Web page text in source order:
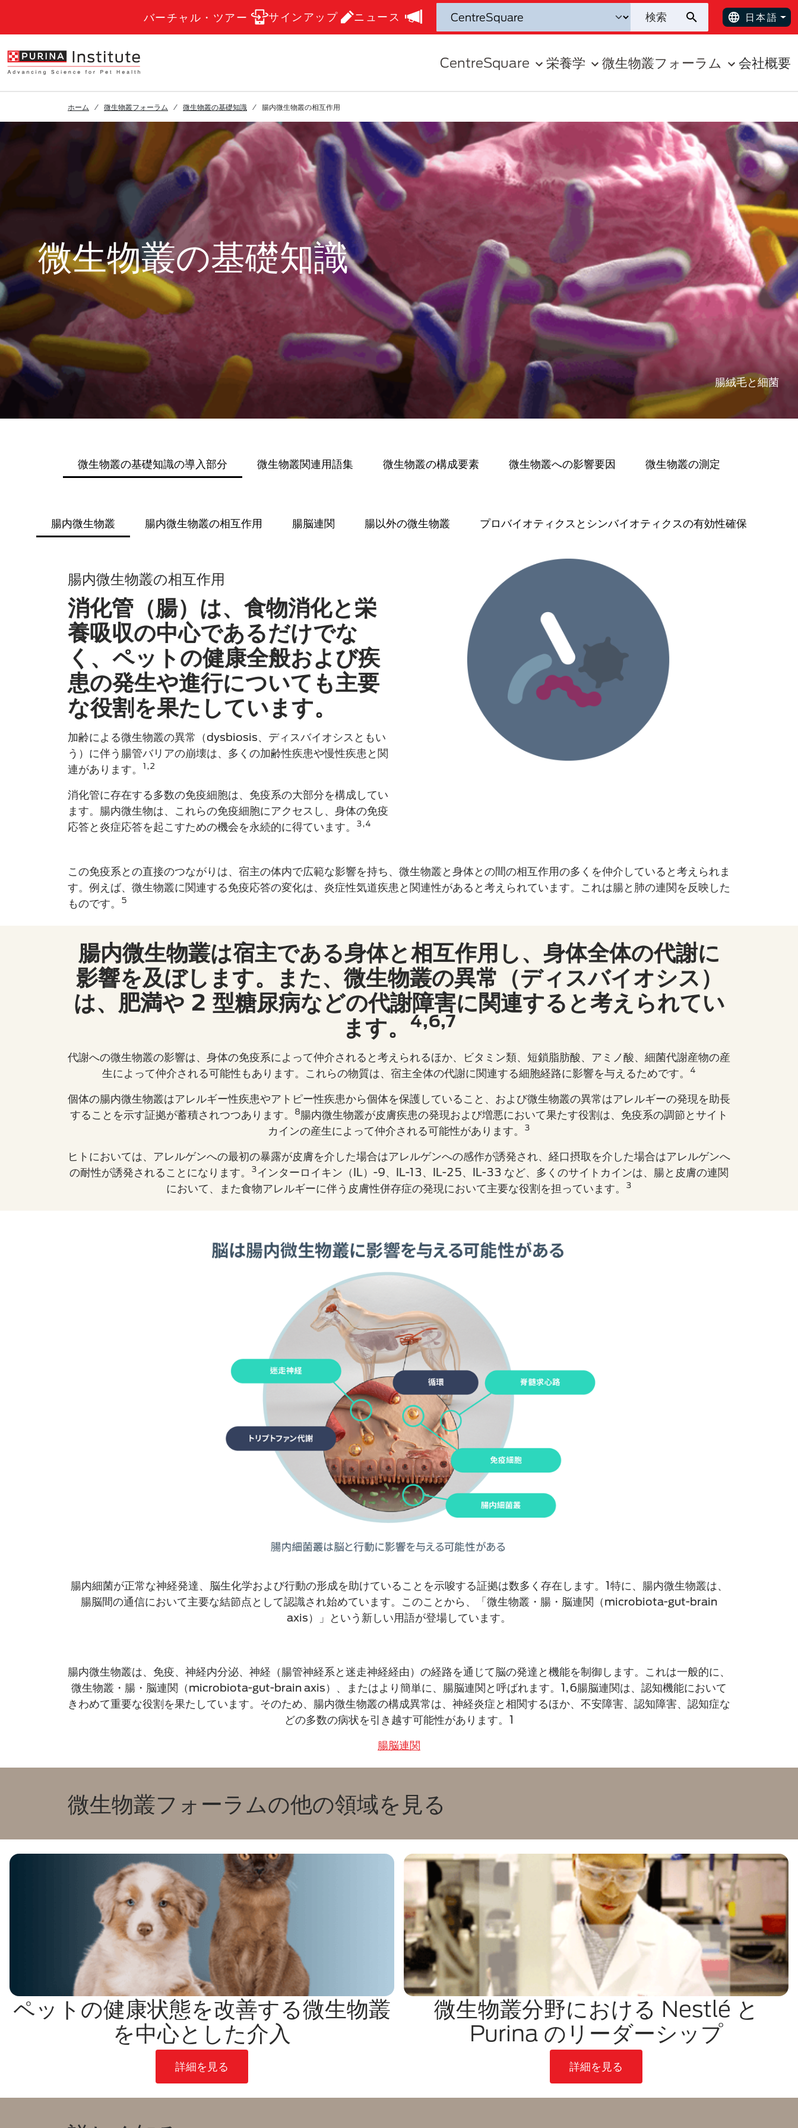
バーチャル・ツアー サインアップ ニュース 日本語
CentreSquare 栄養学 微生物叢フォーラム 会社概要
ホーム 微生物叢フォーラム 微生物叢の基礎知識 腸内微生物叢の相互作用
腸絨毛と細菌
微生物叢の基礎知識
微生物叢の基礎知識の導入部分 微生物叢関連用語集 微生物叢の構成要素 微生物叢への影響要因 微生物叢の測定
腸内微生物叢 腸内微生物叢の相互作用 腸脳連関 腸以外の微生物叢 プロバイオティクスとシンバイオティクスの有効性確保
腸内微生物叢の相互作用
消化管（腸）は、食物消化と栄
養吸収の中心であるだけでな
く、ペットの健康全般および疾
患の発生や進行についても主要
な役割を果たしています。
加齢による微生物叢の異常（dysbiosis、ディスバイオシスともい
う）に伴う腸管バリアの崩壊は、多くの加齢性疾患や慢性疾患と関
連があります。
1,2
消化管に存在する多数の免疫細胞は、免疫系の大部分を構成してい
ます。腸内微生物は、これらの免疫細胞にアクセスし、身体の免疫
応答と炎症応答を起こすための機会を永続的に得ています。
3,4
この免疫系との直接のつながりは、宿主の体内で広範な影響を持ち、微生物叢と身体との間の相互作用の多くを仲介していると考えられま
す。例えば、微生物叢に関連する免疫応答の変化は、炎症性気道疾患と関連性があると考えられています。これは腸と肺の連関を反映した
ものです。
5
腸内微生物叢は宿主である身体と相互作用し、身体全体の代謝に
影響を及ぼします。また、微生物叢の異常（ディスバイオシス）
は、肥満や 2 型糖尿病などの代謝障害に関連すると考えられてい
ます。
4,6,7
代謝への微生物叢の影響は、身体の免疫系によって仲介されると考えられるほか、ビタミン類、短鎖脂肪酸、アミノ酸、細菌代謝産物の産
生によって仲介される可能性もあります。これらの物質は、宿主全体の代謝に関連する細胞経路に影響を与えるためです。
4
個体の腸内微生物叢はアレルギー性疾患やアトピー性疾患から個体を保護していること、および微生物叢の異常はアレルギーの発現を助長
することを示す証拠が蓄積されつつあります。
8腸内微生物叢が皮膚疾患の発現および増悪において果たす役割は、免疫系の調節とサイト
カインの産生によって仲介される可能性があります。
3
ヒトにおいては、アレルゲンへの最初の暴露が皮膚を介した場合はアレルゲンへの感作が誘発され、経口摂取を介した場合はアレルゲンへ
の耐性が誘発されることになります。
3インターロイキン（IL）-9、IL-13、IL-25、IL-33 など、多くのサイトカインは、腸と皮膚の連関
において、また食物アレルギーに伴う皮膚性併存症の発現において主要な役割を担っています。
3
腸内細菌が正常な神経発達、脳生化学および行動の形成を助けていることを示唆する証拠は数多く存在します。1特に、腸内微生物叢は、
腸脳間の通信において主要な結節点として認識され始めています。このことから、「微生物叢・腸・脳連関（microbiota-gut-brain
axis）」という新しい用語が登場しています。
腸内微生物叢は、免疫、神経内分泌、神経（腸管神経系と迷走神経経由）の経路を通じて脳の発達と機能を制御します。これは一般的に、
微生物叢・腸・脳連関（microbiota-gut-brain axis）、またはより簡単に、腸脳連関と呼ばれます。1,6腸脳連関は、認知機能において
きわめて重要な役割を果たしています。そのため、腸内微生物叢の構成異常は、神経炎症と相関するほか、不安障害、認知障害、認知症な
どの多数の病状を引き越す可能性があります。1
腸脳連関
微生物叢フォーラムの他の領域を見る
ペットの健康状態を改善する微生物叢
を中心とした介入
詳細を見る
微生物叢分野における Nestlé と
Purina のリーダーシップ
詳細を見る